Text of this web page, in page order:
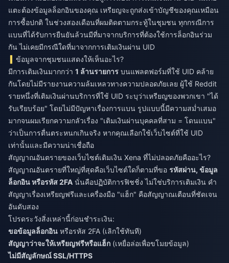
แตะต้องข้อมูลล็อกอินของคุณ เหรียญจะถูกส่งเข้าบัญชีของคุณเหมือน
การซื้อปกติ ในช่วงสองเดือนที่ผมติดตามกระทู้ในชุมชน ทุกกรณีการ
แบนที่ได้รับการยืนยันล้วนมีที่มาจากบริการที่ต้องใช้การล็อกอินร่วม
กัน ไม่เคยมีกรณีใดที่มาจากการเติมเงินผ่าน UID
ข้อมูลจากชุมชนแสดงให้เห็นอะไร?
มีการเติมเงินมากกว่า 1 ล้านรายการ บนแพลตฟอร์มที่ใช้ UID คล้าย
กันโดยไม่มีรายงานความล้มเหลวทางความปลอดภัยเลย ผู้ใช้ Reddit
รายหนึ่งที่เติมเงินผ่านบริการที่ใช้ UID ระบุว่าเหรียญของพวกเขา "ได้
รับเรียบร้อย" โดยไม่มีปัญหาเรื่องการแบน รูปแบบนี้มีความสม่ำเสมอ
มากจนผมเรียกความกลัวเรื่อง "เติมเงินผ่านบุคคลที่สาม = โดนแบน"
ว่าเป็นการตื่นตระหนกเกินจริง หากคุณเลือกใช้เว็บไซต์ที่ใช้ UID
เท่านั้นและมีความน่าเชื่อถือ
สัญญาณอันตรายของเว็บไซต์เติมเงิน Xena ที่ไม่ปลอดภัยคืออะไร?
สัญญาณอันตรายที่ใหญ่ที่สุดคือเว็บไซต์ใดก็ตามที่ขอ รหัสผ่าน, ข้อมูล
ล็อกอิน หรือรหัส 2FA นั่นคือปฏิบัติการฟิชชิ่ง ไม่ใช่บริการเติมเงิน คำ
สัญญาเรื่องเหรียญฟรีและเครื่องมือ "แฮ็ก" คือสัญญาณเตือนที่ชัดเจน
อันดับสอง
โปรดระวังสิ่งเหล่านี้ก่อนชำระเงิน:
ขอข้อมูลล็อกอิน หรือรหัส 2FA (เลิกใช้ทันที)
สัญญาว่าจะให้เหรียญฟรีหรือแฮ็ก (เหยื่อล่อเพื่อขโมยข้อมูล)
ไม่มีสัญลักษณ์ SSL/HTTPS